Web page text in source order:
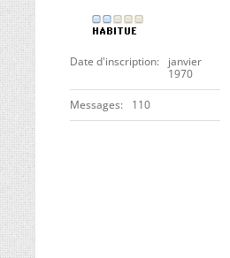
Date d'inscription
janvier
1970
Messages 110